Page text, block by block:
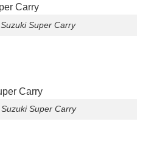
Super Carry
Super Carry